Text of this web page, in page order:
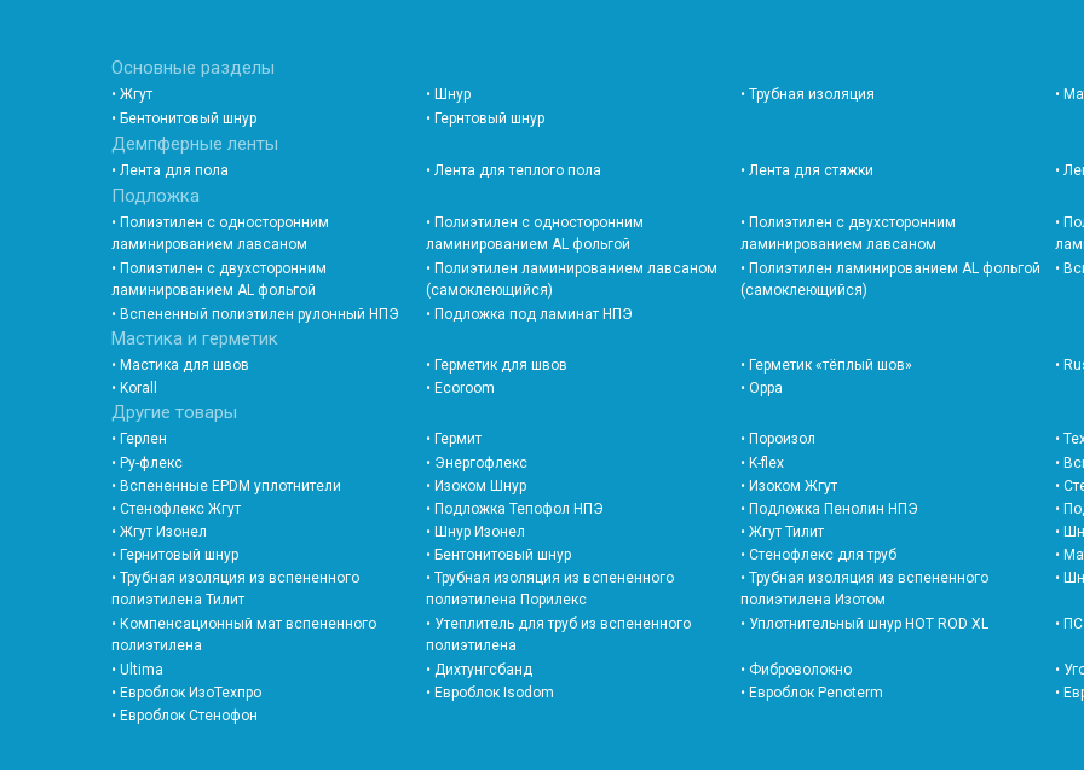
Основные разделы
• Жгут • Шнур • Трубная изоляция
•
• Бентонитовый шнур
• Гернтовый шнур
Демпферные ленты
• Лента для пола • Лента для теплого пола • Лента для стяжки •
Подложка
• Полиэтилен с односторонним
ламинированием лавсаном
• Полиэтилен с односторонним
ламинированием AL фольгой
• Полиэтилен с двухсторонним
ламинированием лавсаном
•
• Полиэтилен с двухсторонним
ламинированием AL фольгой
• Полиэтилен ламинированием лавсаном
(самоклеющийся)
• Полиэтилен ламинированием AL фольгой
(самоклеющийся)
•
• Вспененный полиэтилен рулонный НПЭ • Подложка под ламинат НПЭ
Мастика и герметик
• Мастика для швов • Герметик для швов • Герметик «тёплый шов»
•
• Korall
• Ecoroom • Oppa
Другие товары
• Герлен • Гермит • Пороизол
•
• Ру-флекс
• Энергофлекс • K-flex
•
• Вспененные EPDM уплотнители
• Изоком Шнур • Изоком Жгут
•
• Стенофлекс Жгут
• Подложка Тепофол НПЭ • Подложка Пенолин НПЭ
•
• Жгут Изонел
• Шнур Изонел • Жгут Тилит
•
• Гернитовый шнур
• Бентонитовый шнур • Стенофлекс для труб
•
• Трубная изоляция из вспененного
полиэтилена Тилит
• Трубная изоляция из вспененного
полиэтилена Порилекс
• Трубная изоляция из вспененного
полиэтилена Изотом
•
• Компенсационный мат вспененного
полиэтилена
• Утеплитель для труб из вспененного
полиэтилена
• Уплотнительный шнур HOT ROD XL •
• Ultima • Дихтунгсбанд • Фиброволокно
•
• Евроблок ИзоТехпро
• Евроблок Isodom • Евроблок Penoterm
•
• Евроблок Стенофон